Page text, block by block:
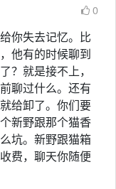
0
你失去记忆。比
他有的时候聊到
？就是接不上，
聊过什么。还有
给卸了。你们要
新野跟那个猫香
坑。新野跟猫箱
费，聊天你随便